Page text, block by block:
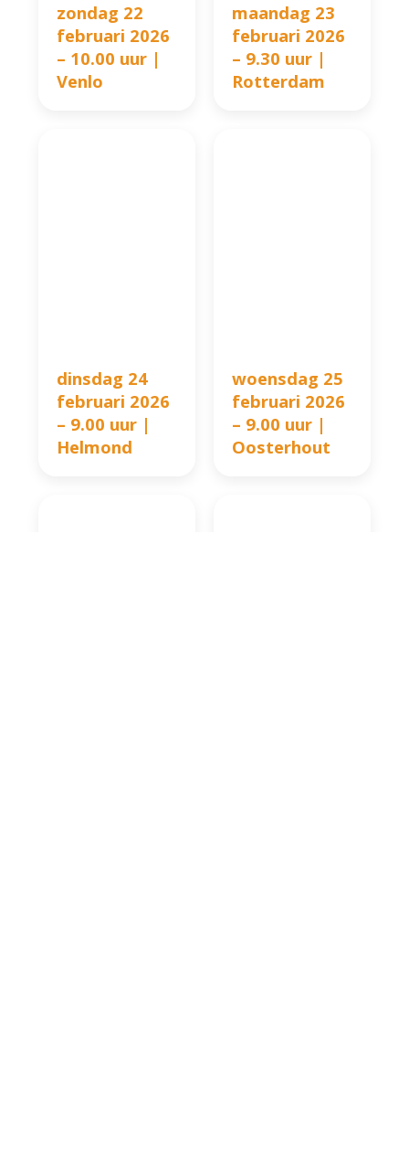
zondag 22
februari 2026
– 10.00 uur |
Venlo
maandag 23
februari 2026
– 9.30 uur |
Rotterdam
dinsdag 24
februari 2026
– 9.00 uur |
Helmond
woensdag 25
februari 2026
– 9.00 uur |
Oosterhout